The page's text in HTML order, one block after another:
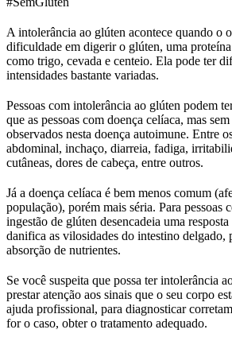
A intolerância ao glúten acontece quando o
dificuldade em digerir o glúten, uma
como trigo, cevada e centeio. Ela pode ter
intensidades bastante variadas.
Pessoas com intolerância ao glúten podem
que as pessoas com doença celíaca, mas
observados nesta doença autoimune. Entre
abdominal, inchaço, diarreia, fadiga,
cutâneas, dores de cabeça, entre outros.
Já a doença celíaca é bem menos comum
população), porém mais séria. Para pessoas
ingestão de glúten desencadeia uma
danifica as vilosidades do intestino delgado,
absorção de nutrientes.
Se você suspeita que possa ter intolerância
prestar atenção aos sinais que o seu corpo
ajuda profissional, para diagnosticar
for o caso, obter o tratamento adequado.